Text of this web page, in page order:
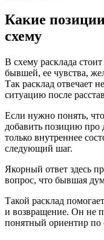
Какие
схему
В схему расклада
бывшей, ее чувства,
Так расклад отвечает
ситуацию после
Если нужно понять,
добавить позицию про
только внутреннее
следующий шаг.
Якорный ответ здесь
вопрос, что бывшая
Такой расклад
и возвращение. Он не
понятный ориентир